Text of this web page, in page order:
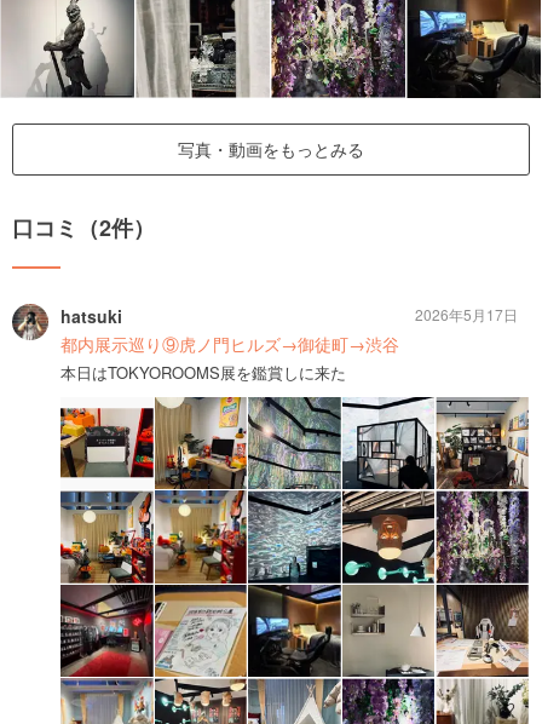
写真・動画をもっとみる
口コミ（2件）
hatsuki
都内展示巡り⑨虎ノ門ヒルズ→御徒町→渋谷
本日はTOKYOROOMS展を鑑賞しに来た
2026年5月17日